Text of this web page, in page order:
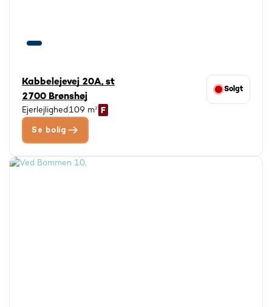
Kabbelejevej 20A, st
2700 Brønshøj
Solgt
Ejerlejlighed 109 m²
Se bolig